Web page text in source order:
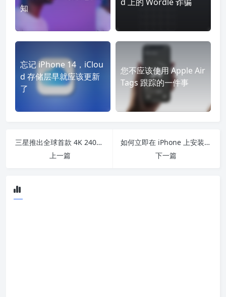
知
忘记 iPhone 14，iClou
d 存储层早就应该更新
了
您不应该使用 Apple Air
Tags 跟踪的一件事
三星推出全球首款 4K 240Hz 游戏显示器 Odyssey Neo G8
上一篇
如何立即在 iPhone 上安装 iOS 16 Beta
下一篇